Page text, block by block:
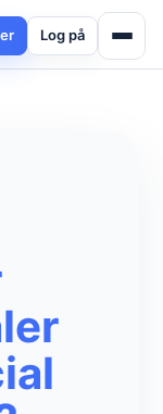
Log på